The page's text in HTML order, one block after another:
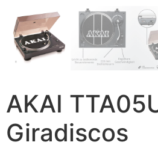
AKAI
Giradiscos